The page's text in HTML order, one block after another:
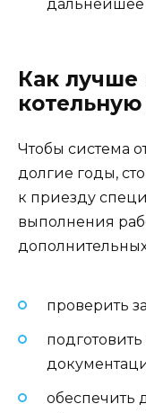
дальнейшее
Как лучше
котельную
Чтобы система
долгие годы,
к приезду
выполнения
проверить
обеспечить